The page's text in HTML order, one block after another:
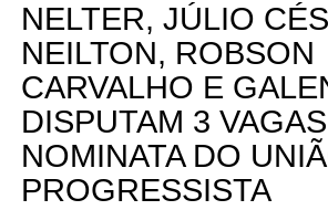
NELTER, JÚLIO
NEILTON, ROBSON
CARVALHO E
DISPUTAM 3
NOMINATA DO
PROGRESSISTA